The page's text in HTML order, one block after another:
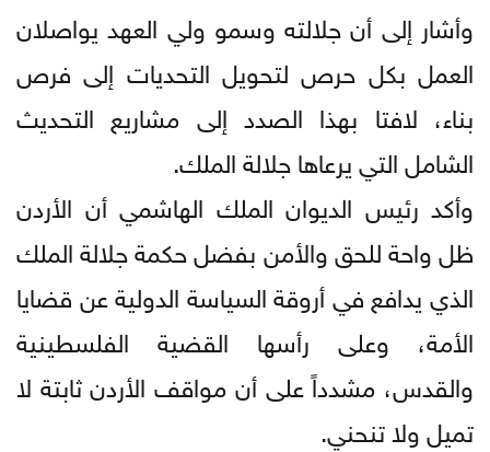
وأشار إلى أن جلالته وسمو ولي العهد يواصلان
العمل بكل حرص لتحويل التحديات إلى فرص
بناء، لافتا بهذا الصدد إلى مشاريع التحديث
الشامل التي يرعاها جلالة الملك.
وأكد رئيس الديوان الملك الهاشمي أن الأردن
ظل واحة للحق والأمن بفضل حكمة جلالة الملك
الذي يدافع في أروقة السياسة الدولية عن قضايا
الأمة، وعلى رأسها القضية الفلسطينية
والقدس، مشدداً على أن مواقف الأردن ثابتة لا
تميل ولا تنحني.